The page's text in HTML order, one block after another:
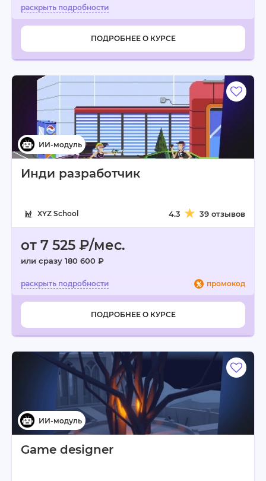
ПОДРОБНЕЕ О КУРСЕ
Инди разработчик
XYZ School 4.3 39 отзывов
от 7 525 ₽/мес.
или сразу 180 600 ₽
промокод
ПОДРОБНЕЕ О КУРСЕ
Game designer